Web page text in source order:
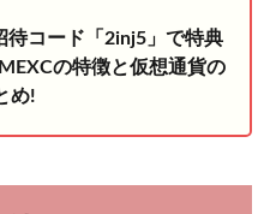
待コード「2inj5」で特典
の特徴と仮想通貨の
め!